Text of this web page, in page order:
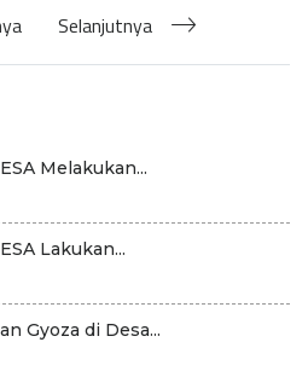
Selanjutnya
Melakukan...
Lakukan...
Gyoza di Desa...